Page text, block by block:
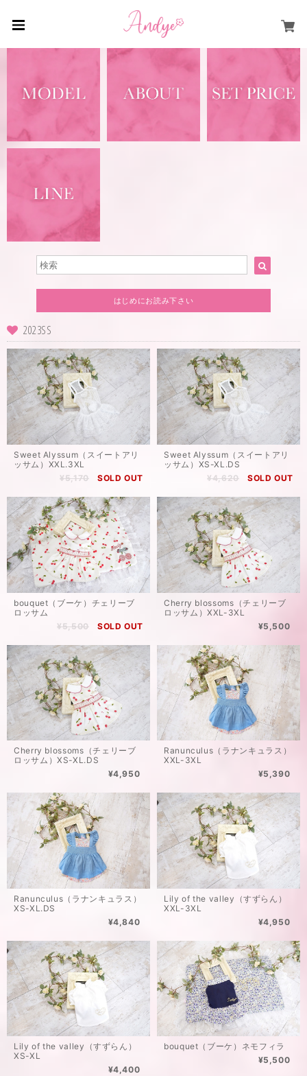
はじめにお読み下さい
2023SS
Sweet Alyssum（スイートアリ
ッサム）XXL.3XL
¥5,170
SOLD OUT
Sweet Alyssum（スイートアリ
ッサム）XS-XL.DS
¥4,620
SOLD OUT
bouquet（ブーケ）チェリーブ
ロッサム
¥5,500
SOLD OUT
Cherry blossoms（チェリーブ
ロッサム）XXL-3XL
¥5,500
Cherry blossoms（チェリーブ
ロッサム）XS-XL.DS
¥4,950
Ranunculus（ラナンキュラス）
XXL-3XL
¥5,390
Ranunculus（ラナンキュラス）
XS-XL.DS
¥4,840
Lily of the valley（すずらん）
XXL-3XL
¥4,950
Lily of the valley（すずらん）
XS-XL
¥4,400
bouquet（ブーケ）ネモフィラ
¥5,500